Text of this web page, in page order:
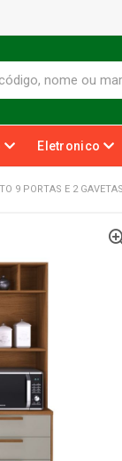
Eletronico
9 PORTAS E 2